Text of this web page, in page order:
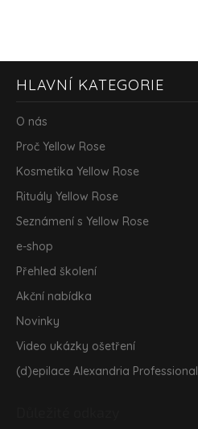
HLAVNÍ KATEGORIE
O nás
Proč Yellow Rose
Kosmetika Yellow Rose
Rituály Yellow Rose
Seznámení s Yellow Rose
e-shop
Přehled školení
Akční nabídka
Novinky
Video ukázky ošetření
(d)epilace Alexandria Professional